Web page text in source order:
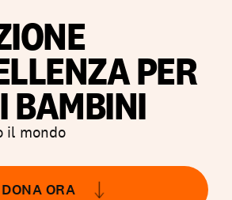
PER
BAMBINI
il mondo
DONA ORA